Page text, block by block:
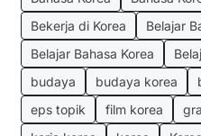
Bekerja di Korea
Belajar
Belajar Bahasa Korea
budaya
budaya korea
eps topik
film korea